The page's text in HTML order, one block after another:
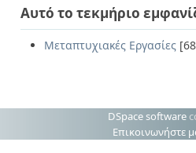
Αυτό το τεκμήριο
Μεταπτυχιακές Εργασίες
DSpace software
Επικοινωνήστε